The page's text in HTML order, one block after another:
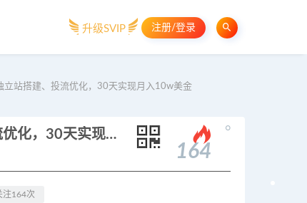
升级SVIP 注册/登录
立站搭建、投流优化，30天实现月入10w美金
TikTok跨境变现课：账号起号、独立站搭建、投流优化，30天实现月入10w美金
164
。
注164次